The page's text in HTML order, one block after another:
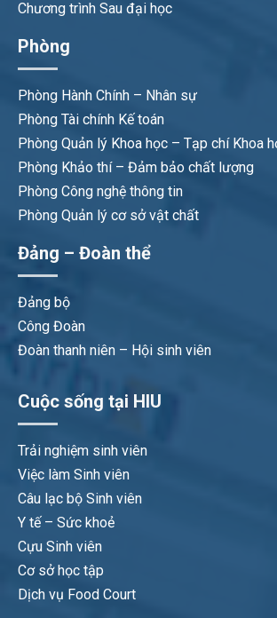
Chương trình Sau đại học
Phòng
Phòng Hành Chính – Nhân sự
Phòng Tài chính Kế toán
Phòng Quản lý Khoa học – Tạp chí Khoa
Phòng Khảo thí – Đảm bảo chất lượng
Phòng Công nghệ thông tin
Phòng Quản lý cơ sở vật chất
Đảng – Đoàn thể
Đảng bộ
Công Đoàn
Đoàn thanh niên – Hội sinh viên
Cuộc sống tại HIU
Trải nghiệm sinh viên
Việc làm Sinh viên
Câu lạc bộ Sinh viên
Y tế – Sức khoẻ
Cựu Sinh viên
Cơ sở học tập
Dịch vụ Food Court